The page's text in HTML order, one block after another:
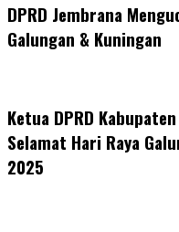
DPRD Jembrana
Galungan & Kuningan
Ketua DPRD
Selamat Hari Raya
2025